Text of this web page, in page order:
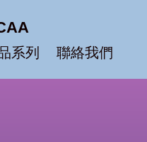
系列 聯絡我們